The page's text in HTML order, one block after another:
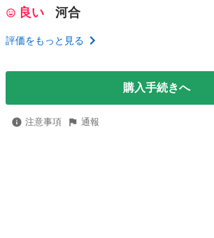
良い 河合
評価をもっと見る
購入手続きへ
注意事項 通報